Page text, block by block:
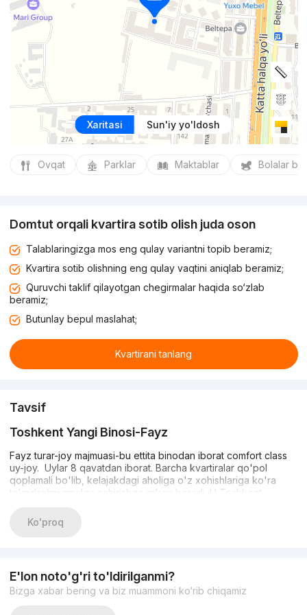
Xaritasi Sun'iy yo'ldosh
Ovqat Parklar Maktablar Bolalar
Domtut orqali kvartira sotib olish juda oson
Talablaringizga mos eng qulay variantni topib beramiz;
Kvartira sotib olishning eng qulay vaqtini aniqlab beramiz;
Quruvchi taklif qilayotgan chegirmalar haqida so‘zlab
beramiz;
Butunlay bepul maslahat;
Kvartirani tanlang
Tavsif
Toshkent Yangi Binosi-Fayz
Fayz turar-joy majmuasi-bu ettita binodan iborat comfort class
uy-joy. Uylar 8 qavatdan iborat. Barcha kvartiralar qo'pol
qoplamali bo'lib, kelajakdagi aholiga o'z xohishlariga ko'ra
ta'mirlashni amalga oshirishga imkon beradi. U Toshkent
shahar shovqinidan charchagan va tinchlik va yolg'izlikni
izlayotganlarga yoqadi. Shu bilan birga, yaqin atrofda turli xil
do'konlar, kafelar, maktablar, dorixonalar, istirohat bog'i, Havas,
Ko'proq
E'lon noto'g'ri to'ldirilganmi?
Bizga xabar bering va biz muammoni ko‘rib chiqamiz